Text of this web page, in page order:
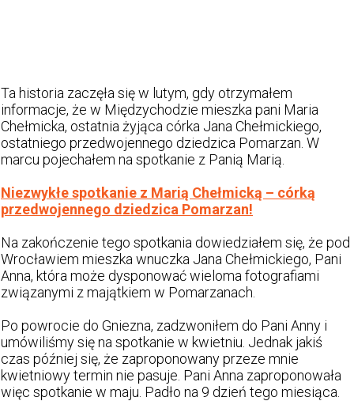
Ta historia zaczęła się w lutym, gdy otrzymałem
informacje, że w Międzychodzie mieszka pani Maria
Chełmicka, ostatnia żyjąca córka Jana Chełmickiego,
ostatniego przedwojennego dziedzica Pomarzan. W
marcu pojechałem na spotkanie z Panią Marią.
Niezwykłe spotkanie z Marią Chełmicką – córką
przedwojennego dziedzica Pomarzan!
Na zakończenie tego spotkania dowiedziałem się, że pod
Wrocławiem mieszka wnuczka Jana Chełmickiego, Pani
Anna, która może dysponować wieloma fotografiami
związanymi z majątkiem w Pomarzanach.
Po powrocie do Gniezna, zadzwoniłem do Pani Anny i
umówiliśmy się na spotkanie w kwietniu. Jednak jakiś
czas później się, że zaproponowany przeze mnie
kwietniowy termin nie pasuje. Pani Anna zaproponowała
więc spotkanie w maju. Padło na 9 dzień tego miesiąca.